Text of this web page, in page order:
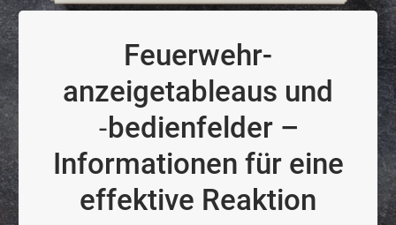
Feuerwehr­
anzeigetableaus und
‑bedienfelder –
Informationen für eine
effektive Reaktion